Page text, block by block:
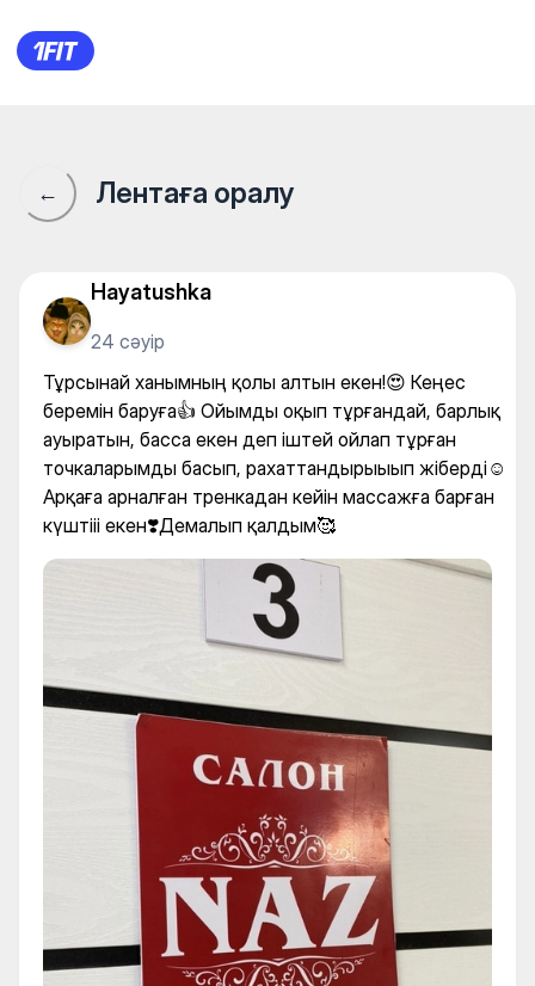
Салон Naz — Recovery
← Лентаға оралу
Hayatushka
24 сәуір
Тұрсынай ханымның қолы алтын екен!😍 Кеңес
беремін баруға👍 Ойымды оқып тұрғандай, барлық
ауыратын, басса екен деп іштей ойлап тұрған
точкаларымды басып, рахаттандырыыып жіберді☺️
Арқаға арналған тренкадан кейін массажға барған
күштііі екен❣️Демалып қалдым🥰